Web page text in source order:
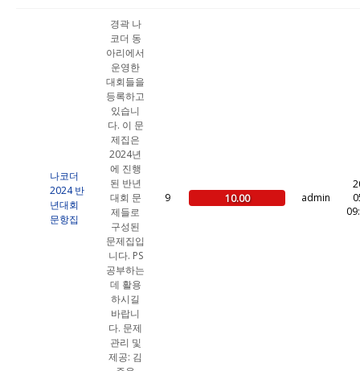
나코더
2024 반
년대회
문항집
경곽 나
코더 동
아리에서
운영한
대회들을
등록하고
있습니
다. 이 문
제집은
2024년
에 진행
된 반년
대회 문
제들로
구성된
문제집입
니다. PS
공부하는
데 활용
하시길
바랍니
다. 문제
관리 및
제공: 김
9 10.00 admin